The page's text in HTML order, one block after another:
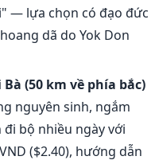
— lựa chọn có đạo đức
dã do Yok Don
(50 km về phía bắc)
nguyên sinh, ngắm
bộ nhiều ngày với
($2.40), hướng dẫn